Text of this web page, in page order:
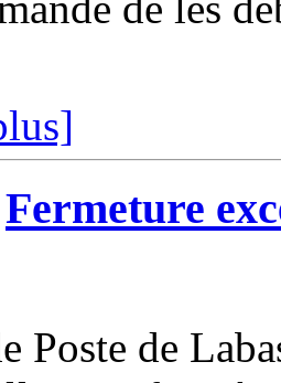
Fermeture
Poste de